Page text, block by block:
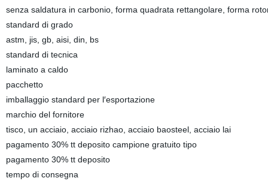
senza saldatura in carbonio, forma quadrata rettangolare, forma
standard di grado
astm, jis, gb, aisi, din, bs
standard di tecnica
laminato a caldo
pacchetto
imballaggio standard per l′esportazione
marchio del fornitore
tisco, un acciaio, acciaio rizhao, acciaio baosteel, acciaio lai
pagamento 30% tt deposito campione gratuito tipo
pagamento 30% tt deposito
tempo di consegna